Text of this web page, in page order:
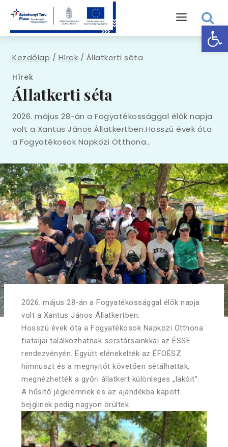
Kezdőlap / Hírek / Állatkerti séta
Hírek
Állatkerti séta
2026. május 28-án a Fogyatékossággal élők napja
volt a Xantus János Állatkertben.Hosszú évek óta
a Fogyatékosok Napközi Otthona…
2026. május 28-án a Fogyatékossággal élők napja
volt a Xantus János Állatkertben.
Hosszú évek óta a Fogyatékosok Napközi Otthona
fiataljai találkozhatnak sorstársainkkal az ÉSSE
rendezvényén. Együtt elénekelték az ÉFOÉSZ
himnuszt és a megnyitót követően sétálhattak,
megnézhették a győri állatkert különleges „lakóit”.
A hűsítő jégkrémnek és az ajándékba kapott
bejglinek pedig nagyon örültek.